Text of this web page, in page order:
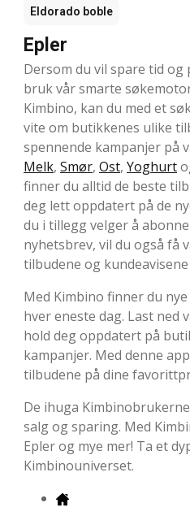
Eldorado boble
Epler
Dersom du vil spare tid
bruk vår smarte
Kimbino, kan du med et
vite om butikkenes ulike
spennende kampanjer på
Melk, Smør, Ost, Yoghurt
finner du alltid de beste
deg lett oppdatert på de
du i tillegg velger å
nyhetsbrev, vil du også få
tilbudene og
Med Kimbino finner du
hver eneste dag. Last ned
hold deg oppdatert på
kampanjer. Med denne
tilbudene på dine
De ihuga
salg og sparing. Med
Epler og mye mer! Ta et
Kimbinouniverset.